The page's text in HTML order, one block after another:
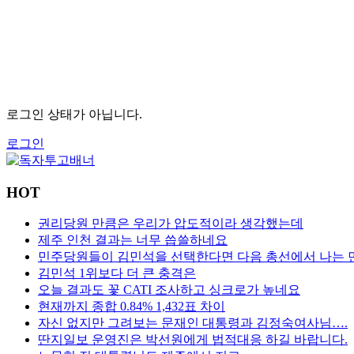
로그인 상태가 아닙니다.
로그인
HOT
권리당원 만큼은 우리가 압도적이라 생각했는데
제주 인천 결과는 너무 씁쓸하네요
민주당원들이 김민석을 선택한다면 다음 총선에서 나는
김민석 1위보다 더 큰 충격은
오늘 결과도 꽃 CATI 조사하고 싱크로가 높네요
현재까지 종합 0.84% 1,432표 차이
자신 없지만 그려보는 문재인 대통령과 김정숙여사님….
딴지일보 운영진은 박선원에게 법적대응 하길 바랍니다.